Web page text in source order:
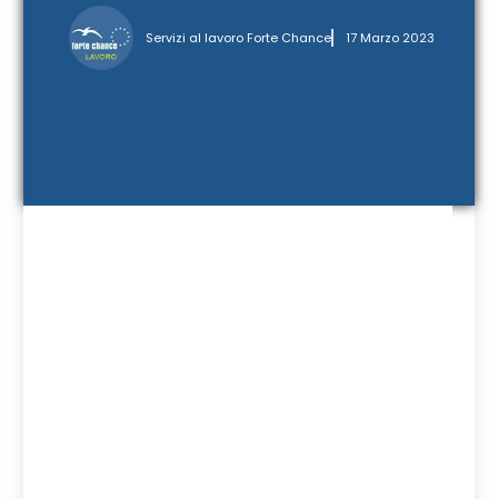
Servizi al lavoro Forte Chance 17 Marzo 2023